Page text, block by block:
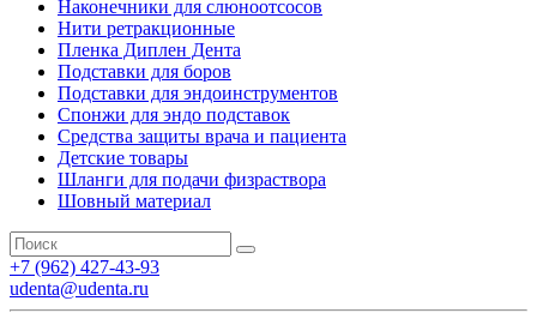
Наконечники для слюноотсосов
Нити ретракционные
Пленка Диплен Дента
Подставки для боров
Подставки для эндоинструментов
Спонжи для эндо подставок
Средства защиты врача и пациента
Детские товары
Шланги для подачи физраствора
Шовный материал
+7 (962) 427-43-93
udenta@udenta.ru